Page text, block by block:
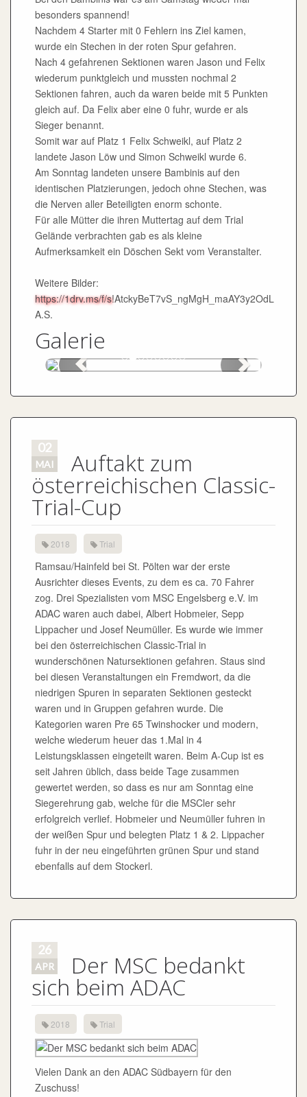
besonders spannend!
Nachdem 4 Starter mit 0 Fehlern ins Ziel kamen,
wurde ein Stechen in der roten Spur gefahren.
Nach 4 gefahrenen Sektionen waren Jason und Felix
wiederum punktgleich und mussten nochmal 2
Sektionen fahren, auch da waren beide mit 5 Punkten
gleich auf. Da Felix aber eine 0 fuhr, wurde er als
Sieger benannt.
Somit war auf Platz 1 Felix Schweikl, auf Platz 2
landete Jason Löw und Simon Schweikl wurde 6.
Am Sonntag landeten unsere Bambinis auf den
identischen Platzierungen, jedoch ohne Stechen, was
die Nerven aller Beteiligten enorm schonte.
Für alle Mütter die ihren Muttertag auf dem Trial
Gelände verbrachten gab es als kleine
Aufmerksamkeit ein Döschen Sekt vom Veranstalter.
Weitere Bilder:
https://1drv.ms/f/s!AtckyBeT7vS_ngMgH_maAY3y2OdL
A.S.
Galerie
02
MAI Auftakt zum
österreichischen Classic-
Trial-Cup
2018 Trial
Ramsau/Hainfeld bei St. Pölten war der erste
Ausrichter dieses Events, zu dem es ca. 70 Fahrer
zog. Drei Spezialisten vom MSC Engelsberg e.V. im
ADAC waren auch dabei, Albert Hobmeier, Sepp
Lippacher und Josef Neumüller. Es wurde wie immer
bei den österreichischen Classic-Trial in
wunderschönen Natursektionen gefahren. Staus sind
bei diesen Veranstaltungen ein Fremdwort, da die
niedrigen Spuren in separaten Sektionen gesteckt
waren und in Gruppen gefahren wurde. Die
Kategorien waren Pre 65 Twinshocker und modern,
welche wiederum heuer das 1.Mal in 4
Leistungsklassen eingeteilt waren. Beim A-Cup ist es
seit Jahren üblich, dass beide Tage zusammen
gewertet werden, so dass es nur am Sonntag eine
Siegerehrung gab, welche für die MSCler sehr
erfolgreich verlief. Hobmeier und Neumüller fuhren in
der weißen Spur und belegten Platz 1 & 2. Lippacher
fuhr in der neu eingeführten grünen Spur und stand
ebenfalls auf dem Stockerl.
26
APR Der MSC bedankt
sich beim ADAC
2018 Trial
Vielen Dank an den ADAC Südbayern für den
Zuschuss!